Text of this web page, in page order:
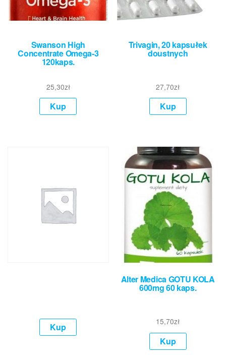
Swanson High
Concentrate Omega-3
120kaps.
25,30zł
Kup
Trivagin, 20 kapsułek
doustnych
27,70zł
Kup
Kup
Alter Medica GOTU KOLA
600mg 60 kaps.
15,70zł
Kup